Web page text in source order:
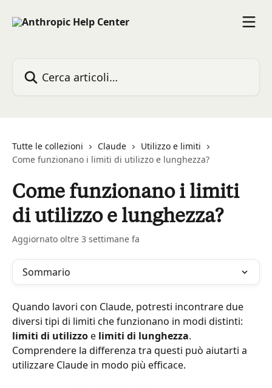
Tutte le collezioni Claude
Utilizzo e limiti
Come funzionano i limiti di utilizzo e lunghezza?
Come funzionano i limiti
di utilizzo e lunghezza?
Aggiornato oltre 3 settimane fa
Sommario
Quando lavori con Claude, potresti incontrare due
diversi tipi di limiti che funzionano in modi distinti:
limiti di utilizzo e limiti di lunghezza.
Comprendere la differenza tra questi può aiutarti a
utilizzare Claude in modo più efficace.